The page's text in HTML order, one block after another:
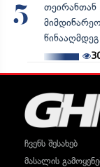
5
თეირანთან
ჩვენს შესახებ
მასალის